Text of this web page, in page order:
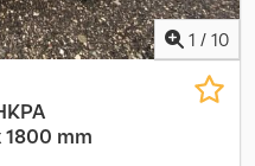
1 / 10
1800 mm